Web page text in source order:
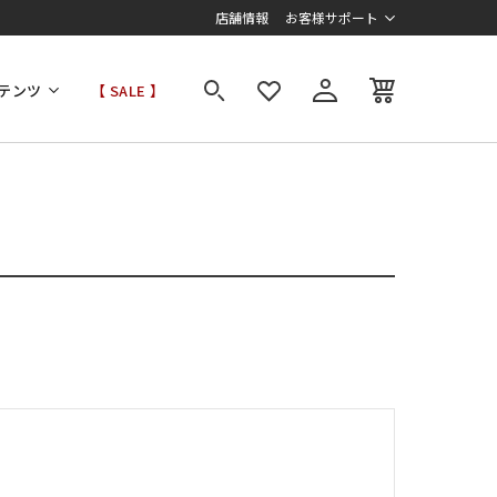
店舗情報 お客様サポート
ンツ 【 SALE 】